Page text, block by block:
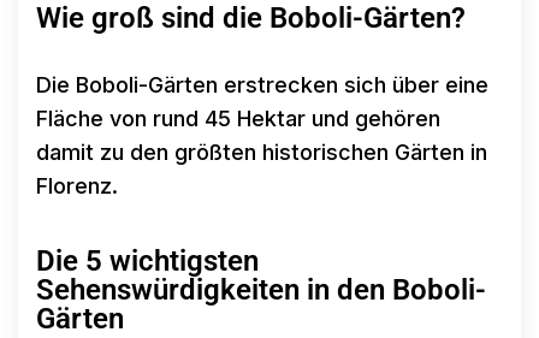
Wie groß sind die Boboli-Gärten?
Die Boboli-Gärten erstrecken sich über eine
Fläche von rund 45 Hektar und gehören
damit zu den größten historischen Gärten in
Florenz.
Die 5 wichtigsten
Sehenswürdigkeiten in den Boboli-
Gärten